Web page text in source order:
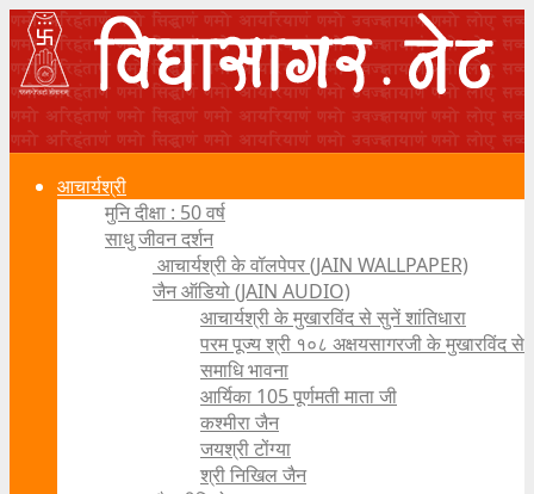
आचार्यश्री
मुनि दीक्षा : 50 वर्ष
साधु जीवन दर्शन
आचार्यश्री के वॉलपेपर (JAIN WALLPAPER)
जैन ऑडियो (JAIN AUDIO)
आचार्यश्री के मुखारविंद से सुनें शांतिधारा
परम पूज्य श्री १०८ अक्षयसागरजी के मुखारविंद से
समाधि भावना
आर्यिका 105 पूर्णमती माता जी
कश्मीरा जैन
जयश्री टोंग्या
श्री निखिल जैन